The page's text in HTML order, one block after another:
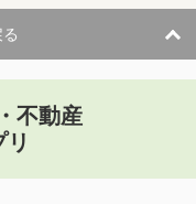
不動産
リ